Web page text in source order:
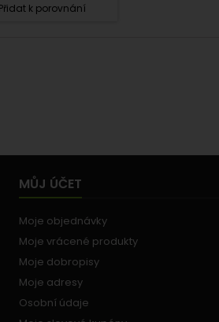
Přidat k porovnání
MŮJ ÚČET
Moje objednávky
Moje vrácené produkty
Moje dobropisy
Moje adresy
Osobní údaje